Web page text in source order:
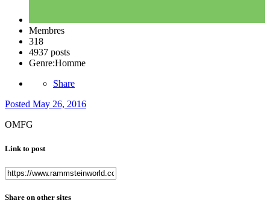
Membres
318
4937 posts
Genre:Homme
Share
Posted May 26, 2016
OMFG
Link to post
Share on other sites